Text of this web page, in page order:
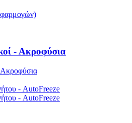
- Ακροφύσια
- AutoFreeze
- AutoFreeze